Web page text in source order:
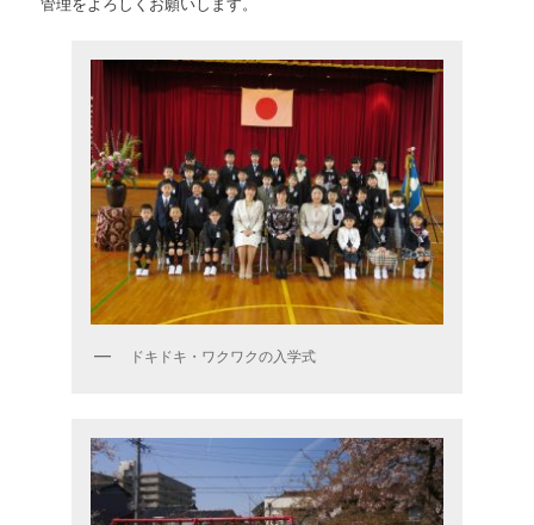
ドキドキ・ワクワクの入学式